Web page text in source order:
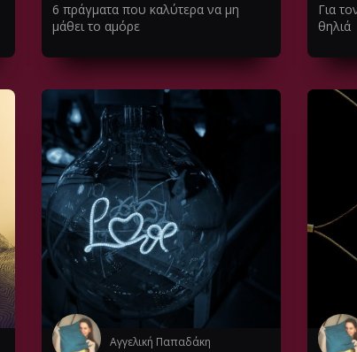
6 πράγματα που καλύτερα να μη
μάθει το αμόρε
Για
θηλιά
Αγγελική Παπαδάκη